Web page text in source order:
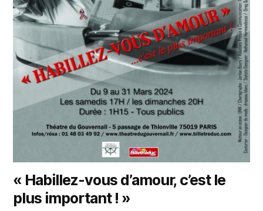
« Habillez-vous d’amour, c’est le
plus important ! »